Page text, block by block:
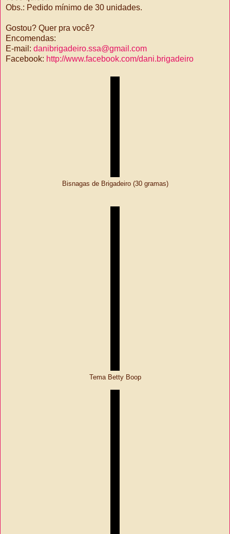
Obs.: Pedido mínimo de 30 unidades.
Gostou? Quer pra você?
Encomendas:
E-mail: danibrigadeiro.ssa@gmail.com
Facebook: http://www.facebook.com/dani.brigadeiro
Bisnagas de Brigadeiro (30 gramas)
Tema Betty Boop